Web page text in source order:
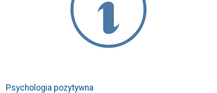
Psychologia pozytywna